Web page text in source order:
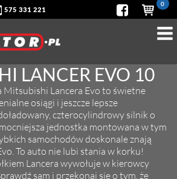
575 331 221
0
LANCER EVO 10
Mitsubishi Lancera Evo to świetne
osiągi i jeszcze lepsze
czterocylindrowy silnik o
jednostka montowana w tym
samochodów doskonale znają
To auto nie lubi stania w korku!
Lancera wywołuje w kierowcy
sam i przekonaj się o tym, że